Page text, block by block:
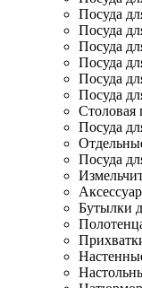
Посуда
Посуда
Посуда
Посуда
Посуда
Посуда
Столовая
Посуда
Посуда
Бутылки